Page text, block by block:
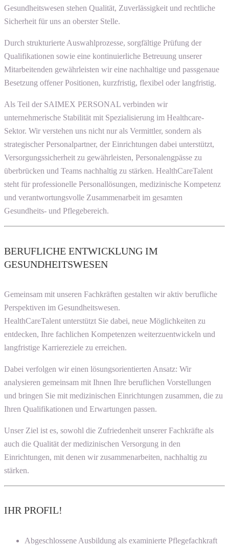
Gesundheitswesen stehen Qualität, Zuverlässigkeit und rechtliche
Sicherheit für uns an oberster Stelle.
Durch strukturierte Auswahlprozesse, sorgfältige Prüfung der
Qualifikationen sowie eine kontinuierliche Betreuung unserer
Mitarbeitenden gewährleisten wir eine nachhaltige und passgenaue
Besetzung offener Positionen, kurzfristig, flexibel oder langfristig.
Als Teil der SAIMEX PERSONAL verbinden wir
unternehmerische Stabilität mit Spezialisierung im Healthcare-
Sektor. Wir verstehen uns nicht nur als Vermittler, sondern als
strategischer Personalpartner, der Einrichtungen dabei unterstützt,
Versorgungssicherheit zu gewährleisten, Personalengpässe zu
überbrücken und Teams nachhaltig zu stärken. HealthCareTalent
steht für professionelle Personallösungen, medizinische Kompetenz
und verantwortungsvolle Zusammenarbeit im gesamten
Gesundheits- und Pflegebereich.
BERUFLICHE ENTWICKLUNG IM
GESUNDHEITSWESEN
Gemeinsam mit unseren Fachkräften gestalten wir aktiv berufliche
Perspektiven im Gesundheitswesen.
HealthCareTalent unterstützt Sie dabei, neue Möglichkeiten zu
entdecken, Ihre fachlichen Kompetenzen weiterzuentwickeln und
langfristige Karriereziele zu erreichen.
Dabei verfolgen wir einen lösungsorientierten Ansatz: Wir
analysieren gemeinsam mit Ihnen Ihre beruflichen Vorstellungen
und bringen Sie mit medizinischen Einrichtungen zusammen, die zu
Ihren Qualifikationen und Erwartungen passen.
Unser Ziel ist es, sowohl die Zufriedenheit unserer Fachkräfte als
auch die Qualität der medizinischen Versorgung in den
Einrichtungen, mit denen wir zusammenarbeiten, nachhaltig zu
stärken.
IHR PROFIL!
Abgeschlossene Ausbildung als examinierte Pflegefachkraft